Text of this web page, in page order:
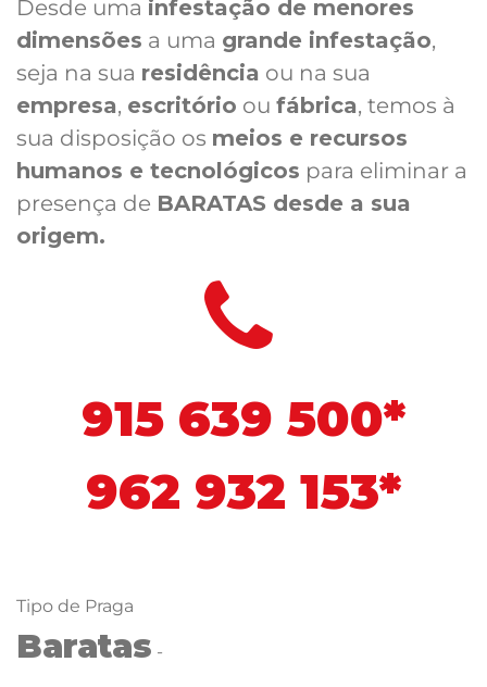
Desde uma infestação de menores
dimensões a uma grande infestação,
seja na sua residência ou na sua
empresa, escritório ou fábrica, temos à
sua disposição os meios e recursos
humanos e tecnológicos para eliminar a
presença de BARATAS desde a sua
origem.
915 639 500*
962 932 153*
Tipo de Praga
Baratas -